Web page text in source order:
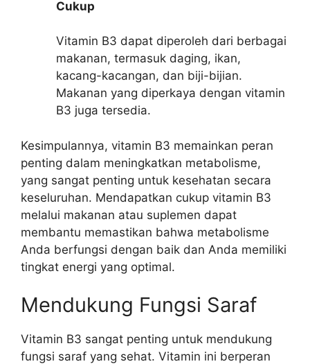
Cukup
Vitamin B3 dapat diperoleh dari berbagai
makanan, termasuk daging, ikan,
kacang-kacangan, dan biji-bijian.
Makanan yang diperkaya dengan vitamin
B3 juga tersedia.
Kesimpulannya, vitamin B3 memainkan peran
penting dalam meningkatkan metabolisme,
yang sangat penting untuk kesehatan secara
keseluruhan. Mendapatkan cukup vitamin B3
melalui makanan atau suplemen dapat
membantu memastikan bahwa metabolisme
Anda berfungsi dengan baik dan Anda memiliki
tingkat energi yang optimal.
Mendukung Fungsi Saraf
Vitamin B3 sangat penting untuk mendukung
fungsi saraf yang sehat. Vitamin ini berperan